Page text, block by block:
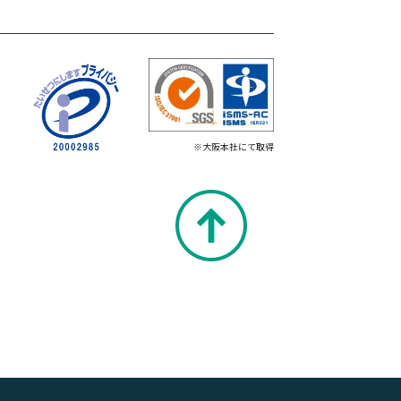
※大阪本社にて取得